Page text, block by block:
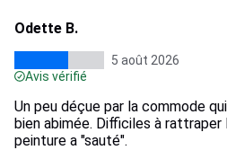
Odette B.
5 août 2026
Avis vérifié
Un peu déçue par la commode
bien abimée. Difficiles à rattraper
peinture a "sauté".